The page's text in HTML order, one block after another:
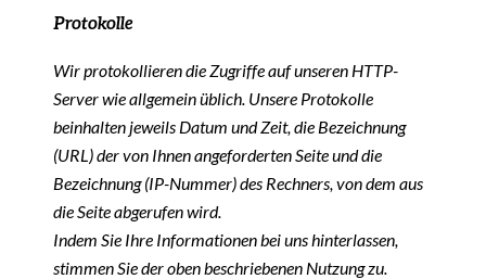
Protokolle
Wir protokollieren die Zugriffe auf unseren HTTP-
Server wie allgemein üblich. Unsere Protokolle
beinhalten jeweils Datum und Zeit, die Bezeichnung
(URL) der von Ihnen angeforderten Seite und die
Bezeichnung (IP-Nummer) des Rechners, von dem aus
die Seite abgerufen wird.
Indem Sie Ihre Informationen bei uns hinterlassen,
stimmen Sie der oben beschriebenen Nutzung zu.